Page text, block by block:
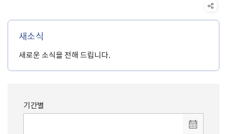
새소식
새로운 소식을 전해 드립니다.
기간별